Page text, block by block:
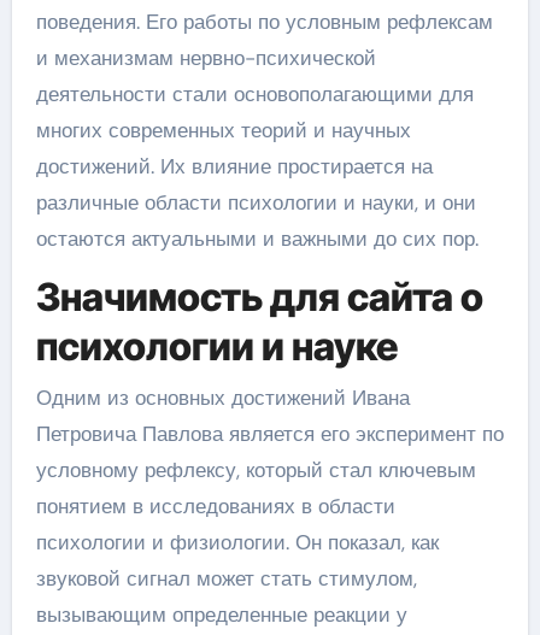
поведения. Его работы по условным рефлексам
и механизмам нервно-психической
деятельности стали основополагающими для
многих современных теорий и научных
достижений. Их влияние простирается на
различные области психологии и науки, и они
остаются актуальными и важными до сих пор.
Значимость для сайта о
психологии и науке
Одним из основных достижений Ивана
Петровича Павлова является его эксперимент по
условному рефлексу, который стал ключевым
понятием в исследованиях в области
психологии и физиологии. Он показал, как
звуковой сигнал может стать стимулом,
вызывающим определенные реакции у